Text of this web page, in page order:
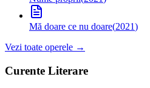
Mă doare ce nu doare(2021)
Vezi toate operele →
Curente Literare